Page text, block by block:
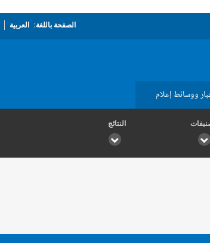
الصفحة باللغة: العربية
ووسائط إعلام
النتائج